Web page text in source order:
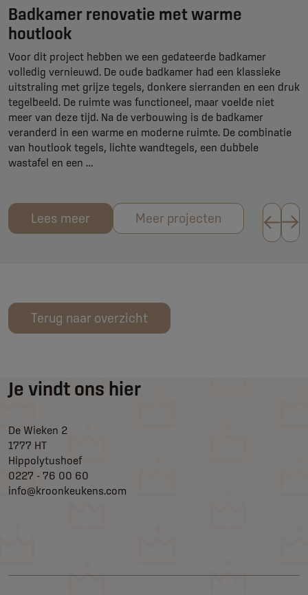
Badkamer renovatie met warme
houtlook
Voor dit project hebben we een gedateerde badkamer
volledig vernieuwd. De oude badkamer had een klassieke
uitstraling met grijze tegels, donkere sierranden en een druk
tegelbeeld. De ruimte was functioneel, maar voelde niet
meer van deze tijd. Na de verbouwing is de badkamer
veranderd in een warme en moderne ruimte. De combinatie
van houtlook tegels, lichte wandtegels, een dubbele
wastafel en een …
Bouwbedrijf
Hollands Kroon
Lees meer Meer projecten
Terug naar overzicht
Je vindt ons hier
De Wieken 2
1777 HT
Hippolytushoef
0227 - 76 00 60
info@kroonkeukens.com